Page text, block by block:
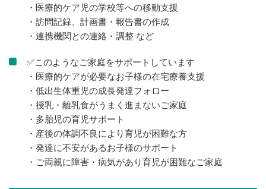
・医療的ケア児の学校等への移動支援
・訪問記録、計画書・報告書の作成
・連携機関との連絡・調整 など
✅このようなご家庭をサポートしています
・医療的ケアが必要なお子様の在宅療養支援
・低出生体重児の成長発達フォロー
・授乳・離乳食がうまく進まないご家庭
・多胎児の育児サポート
・産後の体調不良により育児が困難な方
・発達に不安があるお子様のサポート
・ご両親に障害・病気があり育児が困難なご家庭